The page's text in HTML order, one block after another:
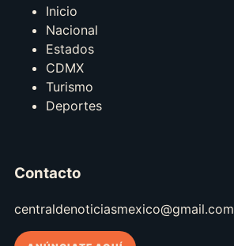
Inicio
Nacional
Estados
CDMX
Turismo
Deportes
Contacto
centraldenoticiasmexico@gmail.com